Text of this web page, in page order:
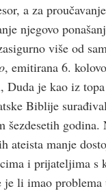
a za
njegovo
više od
, emitirana 6.
je kao iz
Biblije
godina.
manje
i prijateljima s
li imao problema